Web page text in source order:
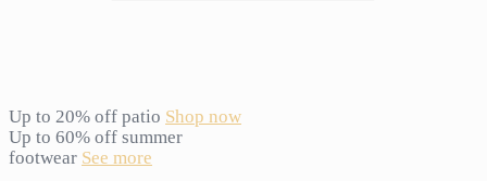
Up to 20% off patio Shop now
Up to 60% off summer
footwear See more